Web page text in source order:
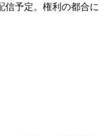
信予定。権利の都合に